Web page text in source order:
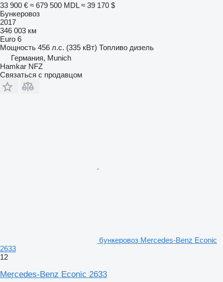
33 900 € ≈ 679 500 MDL ≈ 39 170 $
Бункеровоз
2017
346 003 км
Euro 6
Мощность 456 л.с. (335 кВт) Топливо дизель
Германия, Munich
Hamkar NFZ
Связаться с продавцом
бункеровоз Mercedes-Benz Econic
2633
12
Mercedes-Benz Econic 2633